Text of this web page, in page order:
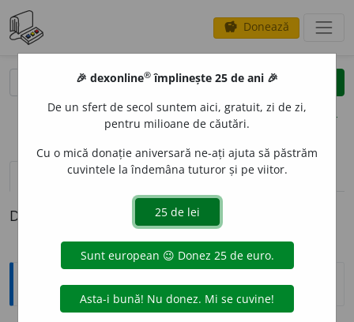
savings Donează
clear
opțiuni
definiții (1) pronunțievolume_up (11)
Definiția cu ID-ul 44403:
Explicative DEX
🎉 dexonline® împlinește 25 de ani 🎉
De un sfert de secol suntem aici, gratuit, zi de zi,
pentru milioane de căutări.
Cu o mică donație aniversară ne-ați ajuta să păstrăm
cuvintele la îndemâna tuturor și pe viitor.